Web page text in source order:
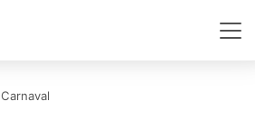
Carnaval